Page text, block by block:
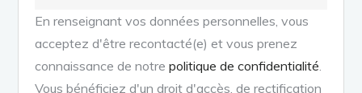
En renseignant vos données personnelles, vous
acceptez d'être recontacté(e) et vous prenez
connaissance de notrepolitique de confidentialité
Vous bénéficiez d'un droit d'accès, de rectification